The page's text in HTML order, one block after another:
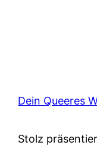
Dein Queeres
Stolz